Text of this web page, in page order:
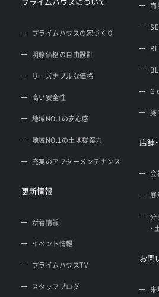
プライムハウスの家づくり
明瞭価格の自由設計
リーズナブルな価格
高い安全性
地域NO.1の安心感
地域NO.1の土地提案力
充実のアフターメンテナンス
更新情報
新着情報
イベント情報
プライムハウスTV
スタッフブログ
商
G
施
店舗
会
展
分
・
お問
来